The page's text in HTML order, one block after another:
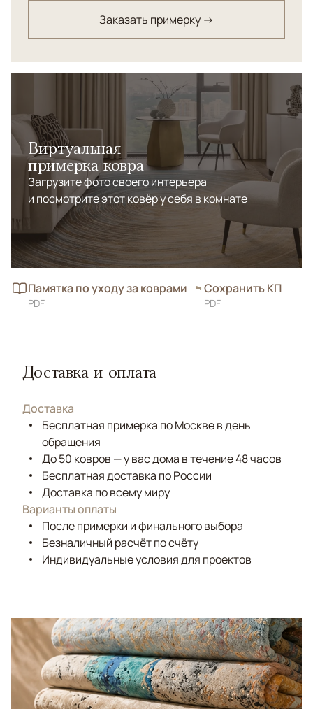
подчёркивающей архитектуру и свет.
Заказать примерку →
Виртуальная
примерка ковра
Загрузите фото своего интерьера
и посмотрите этот ковёр у себя в комнате
Памятка по уходу за коврами
PDF
Сохранить КП
PDF
Доставка и оплата
Доставка
Бесплатная примерка по Москве в день
обращения
До 50 ковров — у вас дома в течение 48 часов
Бесплатная доставка по России
Доставка по всему миру
Варианты оплаты
После примерки и финального выбора
Безналичный расчёт по счёту
Индивидуальные условия для проектов